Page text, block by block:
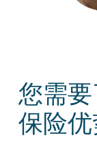
您需
保险